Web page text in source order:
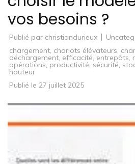
vos besoins ?
Publié par christiandurieux
chargement, chariots élévateurs,
déchargement, efficacité, entrepôts,
opérations, productivité, sécurité,
hauteur
Publié le 27 juillet 2025